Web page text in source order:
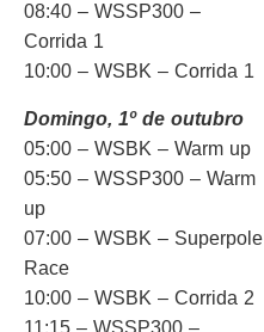
08:40 – WSSP300 –
Corrida 1
10:00 – WSBK – Corrida 1
Domingo, 1º de outubro
05:00 – WSBK – Warm up
05:50 – WSSP300 – Warm
up
07:00 – WSBK – Superpole
Race
10:00 – WSBK – Corrida 2
11:15 – WSSP300 –